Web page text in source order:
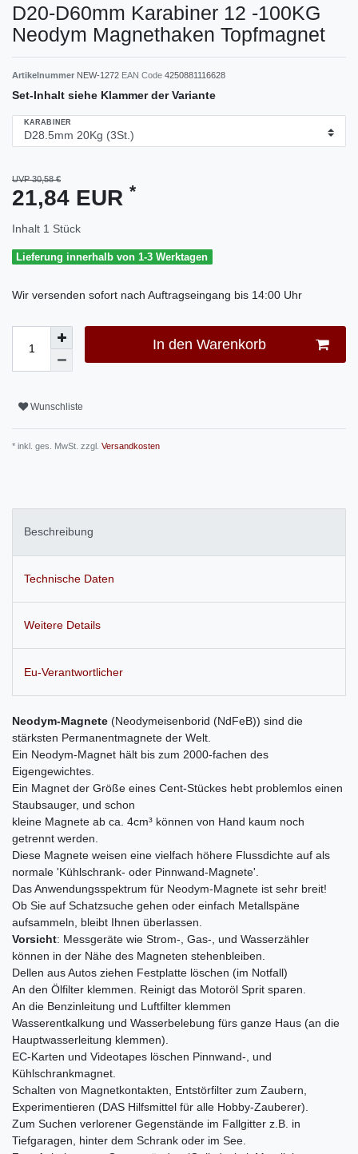
D20-D60mm Karabiner 12 -100KG
Neodym Magnethaken Topfmagnet
Artikelnummer NEW-1272 EAN Code 4250881116628
Set-Inhalt siehe Klammer der Variante
KARABINER
UVP 30,58 €
21,84 EUR *
Inhalt 1 Stück
Lieferung innerhalb von 1-3 Werktagen
Wir versenden sofort nach Auftragseingang bis 14:00 Uhr
In den Warenkorb
Wunschliste
* inkl. ges. MwSt. zzgl. Versandkosten
Beschreibung
Technische Daten
Weitere Details
Eu-Verantwortlicher
Neodym-Magnete (Neodymeisenborid (NdFeB)) sind die
stärksten Permanentmagnete der Welt.
Ein Neodym-Magnet hält bis zum 2000-fachen des
Eigengewichtes.
Ein Magnet der Größe eines Cent-Stückes hebt problemlos einen
Staubsauger, und schon
kleine Magnete ab ca. 4cm³ können von Hand kaum noch
getrennt werden.
Diese Magnete weisen eine vielfach höhere Flussdichte auf als
normale 'Kühlschrank- oder Pinnwand-Magnete'.
Das Anwendungsspektrum für Neodym-Magnete ist sehr breit!
Ob Sie auf Schatzsuche gehen oder einfach Metallspäne
aufsammeln, bleibt Ihnen überlassen.
Vorsicht: Messgeräte wie Strom-, Gas-, und Wasserzähler
können in der Nähe des Magneten stehenbleiben.
Dellen aus Autos ziehen Festplatte löschen (im Notfall)
An den Ölfilter klemmen. Reinigt das Motoröl Sprit sparen.
An die Benzinleitung und Luftfilter klemmen
Wasserentkalkung und Wasserbelebung fürs ganze Haus (an die
Hauptwasserleitung klemmen).
EC-Karten und Videotapes löschen Pinnwand-, und
Kühlschrankmagnet.
Schalten von Magnetkontakten, Entstörfilter zum Zaubern,
Experimentieren (DAS Hilfsmittel für alle Hobby-Zauberer).
Zum Suchen verlorener Gegenstände im Fallgitter z.B. in
Tiefgaragen, hinter dem Schrank oder im See.